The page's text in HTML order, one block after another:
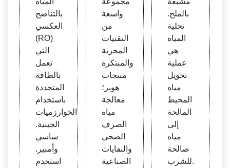
بالتناضح
العكسي
(RO)
التي
تعمل
بالطاقة
المتجددة
باستخدام
الخوارزميات
الجينية.
ساسي
وأمبير.
استخدم
واسعة
من
التقنيات
المجربة
والمبتكرة
منتجات
هوبر؛
معالجة
مياه
الصرف
الصحي
والنفايات
الصناعية
بالملح.
تحلية
المياه
هي
عملية
تحويل
مياه
المحيط
المالحة
إلى
مياه
صالحة
للشرب.